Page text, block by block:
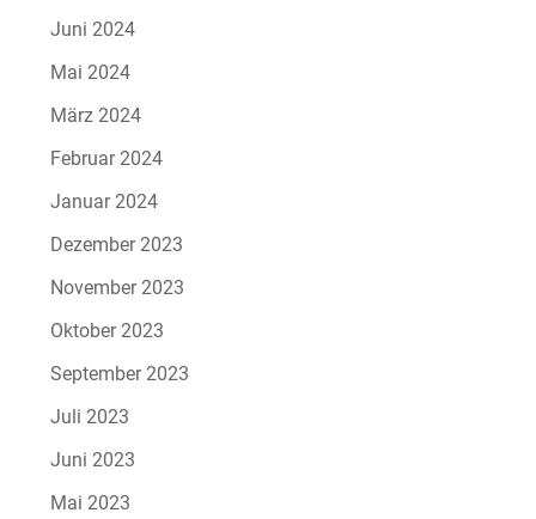
Juni 2024
Mai 2024
März 2024
Februar 2024
Januar 2024
Dezember 2023
November 2023
Oktober 2023
September 2023
Juli 2023
Juni 2023
Mai 2023